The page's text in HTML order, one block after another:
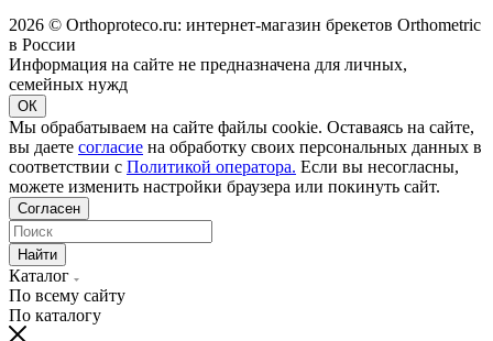
2026 © Orthoproteco.ru: интернет-магазин брекетов Orthometric
в России
Информация на сайте не предназначена для личных,
семейных нужд
ОК
Мы обрабатываем на сайте файлы cookie. Оставаясь на сайте,
вы даете согласие на обработку своих персональных данных в
соответствии с Политикой оператора. Если вы несогласны,
можете изменить настройки браузера или покинуть сайт.
Согласен
Найти
Каталог
По всему сайту
По каталогу